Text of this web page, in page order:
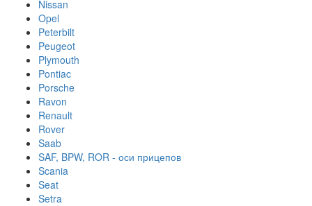
Nissan
Opel
Peterbilt
Peugeot
Plymouth
Pontiac
Porsche
Ravon
Renault
Rover
Saab
SAF, BPW, ROR - оси прицепов
Scania
Seat
Setra